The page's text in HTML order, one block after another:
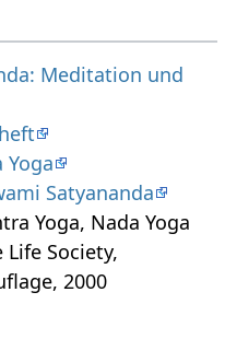
Meditation und
Yoga
Satyananda
Yoga, Nada Yoga
Life Society,
2000